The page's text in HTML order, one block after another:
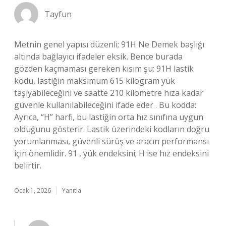
Tayfun
Metnin genel yapısı düzenli; 91H Ne Demek başlığı
altında bağlayıcı ifadeler eksik. Bence burada
gözden kaçmaması gereken kısım şu: 91H lastik
kodu, lastiğin maksimum 615 kilogram yük
taşıyabileceğini ve saatte 210 kilometre hıza kadar
güvenle kullanılabileceğini ifade eder . Bu kodda:
Ayrıca, “H” harfi, bu lastiğin orta hız sınıfına uygun
olduğunu gösterir. Lastik üzerindeki kodların doğru
yorumlanması, güvenli sürüş ve aracın performansı
için önemlidir. 91 , yük endeksini; H ise hız endeksini
belirtir.
Ocak 1, 2026 Yanıtla